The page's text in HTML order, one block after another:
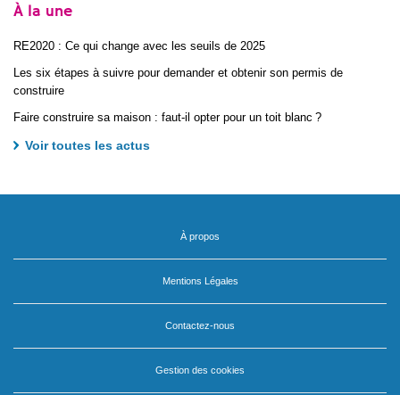
À la une
RE2020 : Ce qui change avec les seuils de 2025
Les six étapes à suivre pour demander et obtenir son permis de
construire
Faire construire sa maison : faut-il opter pour un toit blanc ?
Voir toutes les actus
À propos
Mentions Légales
Contactez-nous
Gestion des cookies